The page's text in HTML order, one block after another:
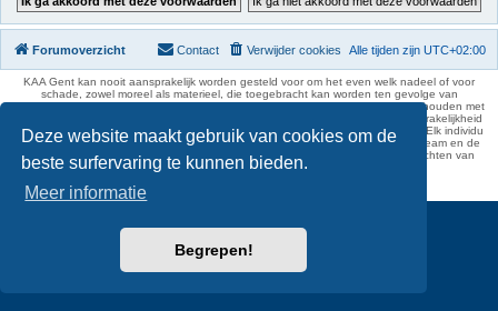
Deze website maakt gebruik van cookies om de
beste surfervaring te kunnen bieden.
Meer informatie
Begrepen!
Forumoverzicht Alle tijden zijn UTC+02:00
Verwijder cookies
Contact
KAA Gent kan nooit aansprakelijk worden gesteld voor om het even welk nadeel of voor
schade, zowel moreel als materieel, die toegebracht kan worden ten gevolge van
feitelijkheden en daden van derden die rechtstreeks of onrechtstreeks verband houden met
de gegevens vermeld op de website van KAA Gent. Deze ontheffing van aansprakelijkheid
geldt inzonderheid voor het forum, waarvan KAA Gent zich volledig distantieert. Elk individu
is dus verantwoordelijk voor zijn uitlatingen op het Buffalo Forum. Ook het webteam en de
moderators kunnen niet aansprakelijk gesteld worden voor de inhoud van berichten van
gebruikers.